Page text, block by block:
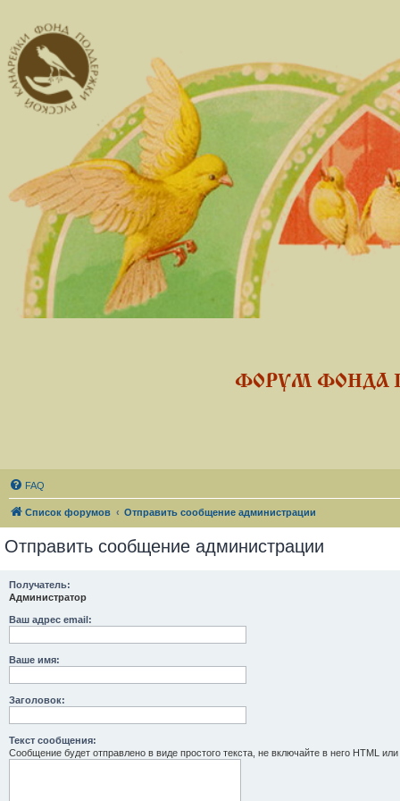
ФОРУМ ФОНДА
FAQ
Список форумов Отправить сообщение администрации
Отправить сообщение администрации
Получатель:
Администратор
Ваш адрес email:
Ваше имя:
Заголовок:
Текст сообщения:
Сообщение будет отправлено в виде простого текста, не включайте в него HTML